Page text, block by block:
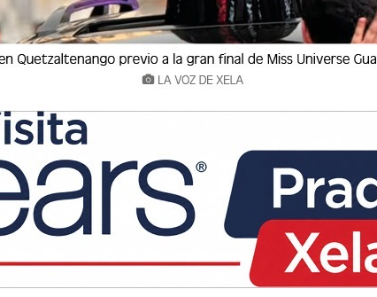
universitarios en Ingeniería Civil en la
y posteriormente se especializó en Fisioterapia
obtuvo la licenciatura y el título de Técnico en
cursado cinco niveles de inglés en Instituto
para complementar su formación.
arbitral
una exitosa carrera como árbitro de futbol,
hasta la Liga Nacional de Guatemala,
2016. Su disciplina y dedicación le permitieron
la licencia FIFA en 2021. Ha representado